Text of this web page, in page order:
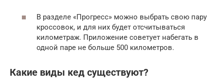
В разделе «Прогресс» можно выбрать свою пару
кроссовок, и для них будет отсчитываться
километраж. Приложение советует набегать в
одной паре не больше 500 километров.
Какие виды кед существуют?